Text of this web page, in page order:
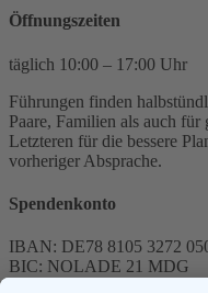
Öffnungszeiten
täglich 10:00 – 17:00 Uhr
Führungen finden
Paare, Familien als auch
Letzteren für die bessere
vorheriger Absprache.
Spendenkonto
IBAN: DE78 8105 3272
BIC: NOLADE 21 MDG